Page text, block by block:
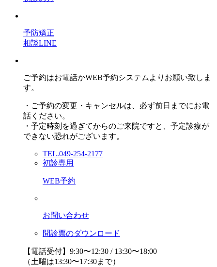
予防矯正
相談LINE
ご予約はお電話かWEB予約システムよりお願い致しま
す。
・ご予約の変更・キャンセルは、必ず前日までにお電
話ください。
・予定時刻を過ぎてからのご来院ですと、予定診療が
できない恐れがございます。
TEL.049-254-2177
初診専用
WEB予約
お問い合わせ
問診票のダウンロード
【電話受付】9:30〜12:30 / 13:30〜18:00
（土曜は13:30〜17:30まで）